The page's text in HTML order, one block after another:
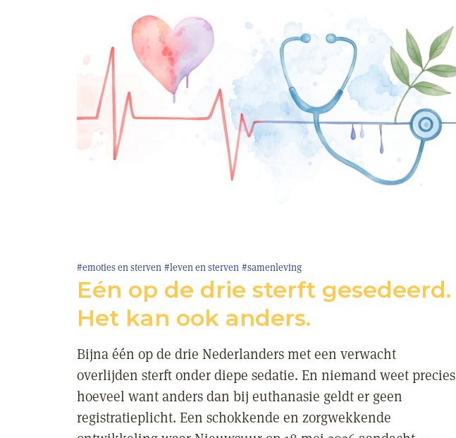
#emoties en sterven #leven en sterven #samenleving
Eén op de drie sterft gesedeerd.
Het kan ook anders.
Bijna één op de drie Nederlanders met een verwacht
overlijden sterft onder diepe sedatie. En niemand weet precies
hoeveel want anders dan bij euthanasie geldt er geen
registratieplicht. Een schokkende en zorgwekkende